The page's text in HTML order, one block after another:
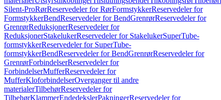
Silent-ProRørReservedeler for RørFormstykkerReservedeler for
FormstykkerBendReservedeler for BendGrenrørReservedeler for
GrenrørReduksjonerReservedeler for
ReduksjonerStakelukerReservedeler for StakelukerSuperTube-
formstykkerReservedeler for SuperTube-
formstykkerBendReservedeler for BendGrenrørReservedeler for
GrenrørForbindelserReservedeler for
ForbindelserMufferReservedeler for
MufferKloforbindelserOverganger til andre
materialerTilbehørReservedeler for
TilbehørKlammerEndedekslerPakningerReservedeler for